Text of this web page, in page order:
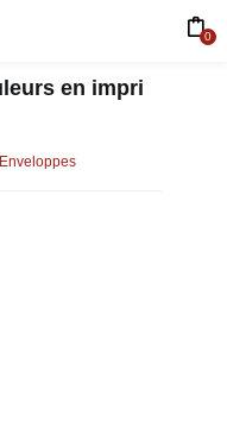
0
en impri
Enveloppes